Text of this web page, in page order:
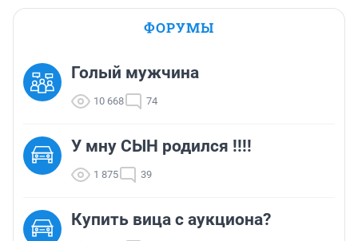
ФОРУМЫ
Голый мужчина
10 668 74
У мну СЫН родился !!!!
1 875 39
Купить вица с аукциона?